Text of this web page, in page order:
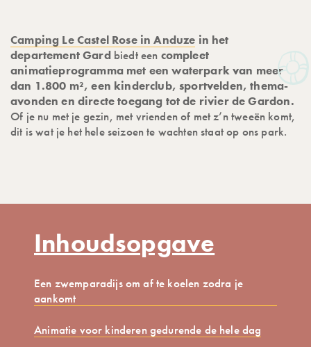
Camping Le Castel Rose in Anduze in het
departement Gard biedt een compleet
animatieprogramma met een waterpark van meer
dan 1.800 m², een kinderclub, sportvelden, thema-
avonden en directe toegang tot de rivier de Gardon.
Of je nu met je gezin, met vrienden of met z’n tweeën komt,
dit is wat je het hele seizoen te wachten staat op ons park.
Inhoudsopgave
Een zwemparadijs om af te koelen zodra je
aankomt
Animatie voor kinderen gedurende de hele dag